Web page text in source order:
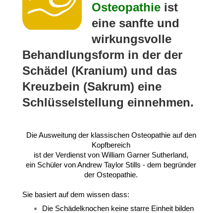
Osteopathie ist
eine sanfte und
wirkungsvolle
Behandlungsform in der der
Schädel (Kranium) und das
Kreuzbein (Sakrum) eine
Schlüsselstellung einnehmen.
Die Ausweitung der klassischen Osteopathie auf den
Kopfbereich
ist der Verdienst von William Garner Sutherland,
ein Schüler von Andrew Taylor Stills - dem begründer
der Osteopathie.
Sie basiert auf dem wissen dass:
Die Schädelknochen keine starre Einheit bilden